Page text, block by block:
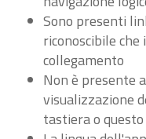
Sono presenti
riconoscibile
collegamento
Non è presente
visualizzazione
tastiera o